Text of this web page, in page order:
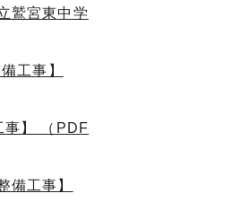
鷲宮東中学
工事】
事】 （PDF
工事】